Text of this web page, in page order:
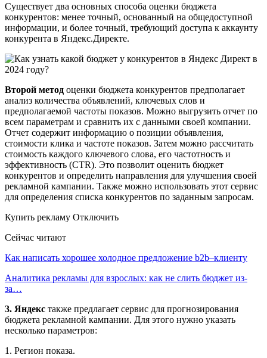
Существует два основных способа оценки бюджета
конкурентов: менее точный, основанный на общедоступной
информации, и более точный, требующий доступа к аккаунту
конкурента в Яндекс.Директе.
Второй метод оценки бюджета конкурентов предполагает
анализ количества объявлений, ключевых слов и
предполагаемой частоты показов. Можно выгрузить отчет по
всем параметрам и сравнить их с данными своей компании.
Отчет содержит информацию о позиции объявления,
стоимости клика и частоте показов. Затем можно рассчитать
стоимость каждого ключевого слова, его частотность и
эффективность (CTR). Это позволит оценить бюджет
конкурентов и определить направления для улучшения своей
рекламной кампании. Также можно использовать этот сервис
для определения списка конкурентов по заданным запросам.
Купить рекламу Отключить
Сейчас читают
Как написать хорошее холодное предложение b2b–клиенту
Аналитика рекламы для взрослых: как не слить бюджет из-
за…
3. Яндекс также предлагает сервис для прогнозирования
бюджета рекламной кампании. Для этого нужно указать
несколько параметров:
1. Регион показа.